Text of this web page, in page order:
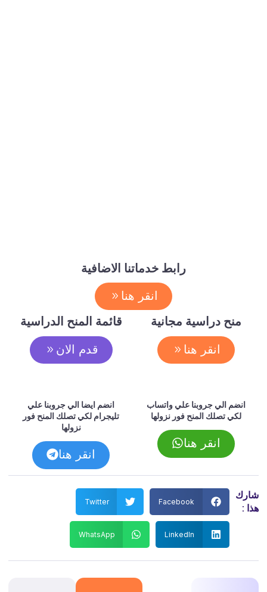
رابط خدماتنا الاضافية
انقر هنا
منح دراسية مجانية
انقر هنا
قائمة المنح الدراسية
قدم الان
انضم الي جروبنا علي واتساب
لكي تصلك المنح فور نزولها
انقر هنا
انضم ايضا الي جروبنا علي
تليجرام لكي تصلك المنح فور
نزولها
انقر هنا
شارك
هذا :
Facebook
Twitter
LinkedIn
WhatsApp